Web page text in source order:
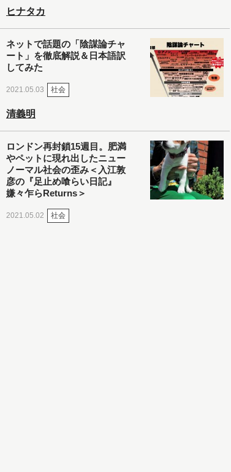
ヒナタカ
ネットで話題の「陰謀論チャ
ート」を徹底解説＆日本語訳
してみた
2021.05.03 社会
清義明
ロンドン再封鎖15週目。肥満
やペットに現れ出したニュー
ノーマル社会の歪み＜入江敦
彦の『足止め喰らい日記』
嫌々乍らReturns＞
2021.05.02 社会